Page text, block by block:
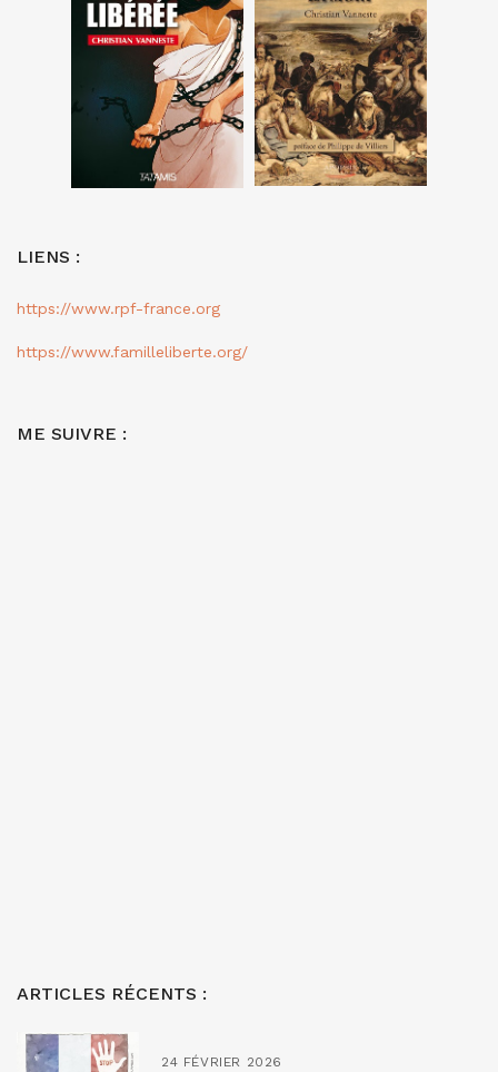
LIENS :
https://www.rpf-france.org
https://www.familleliberte.org/
ME SUIVRE :
ARTICLES RÉCENTS :
24 FÉVRIER 2026